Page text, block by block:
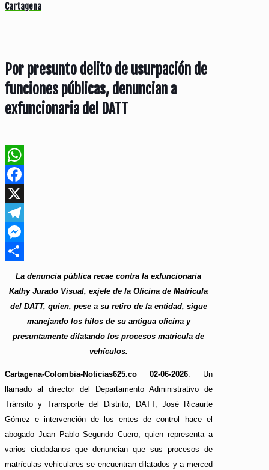
Cartagena
Por presunto delito de usurpación de
funciones públicas, denuncian a
exfuncionaria del DATT
WhatsApp
Facebook
X
Telegram
Messenger
La denuncia pública recae contra la exfuncionaria
Kathy Jurado Visual, exjefe de la Oficina de Matrícula
del DATT, quien, pese a su retiro de la entidad, sigue
manejando los hilos de su antigua oficina y
presuntamente dilatando los procesos matricula de
vehículos.
Cartagena-Colombia-Noticias625.co 02-06-2026. Un
llamado al director del Departamento Administrativo de
Tránsito y Transporte del Distrito, DATT, José Ricaurte
Gómez e intervención de los entes de control hace el
abogado Juan Pablo Segundo Cuero, quien representa a
varios ciudadanos que denuncian que sus procesos de
matrículas vehiculares se encuentran dilatados y a merced